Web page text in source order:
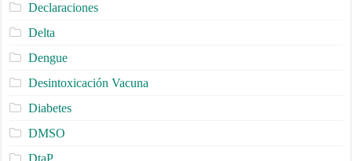
Declaraciones
Delta
Dengue
Desintoxicación Vacuna
Diabetes
DMSO
DtaP